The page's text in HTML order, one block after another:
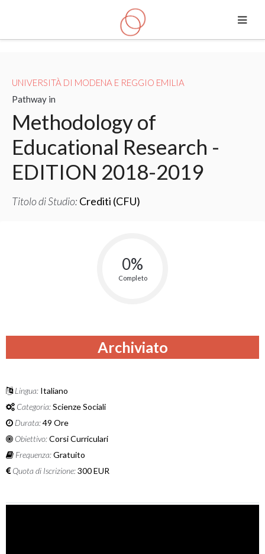
UNIVERSITÀ DI MODENA E REGGIO EMILIA
Pathway in
Methodology of
Educational Research -
EDITION 2018-2019
Titolo di Studio: Crediti (CFU)
0%
Completo
Archiviato
Lingua: Italiano
Categoria:Scienze Sociali
Durata:49 Ore
Obiettivo:Corsi Curriculari
Frequenza:Gratuito
Quota di Iscrizione:300 EUR